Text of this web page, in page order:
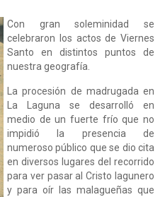
Con gran soleminidad se
celebraron los actos de Viernes
Santo en distintos puntos de
nuestra geografía.
La procesión de madrugada en
La Laguna se desarrolló en
medio de un fuerte frío que no
impidió la presencia de
numeroso público que se dio cita
en diversos lugares del recorrido
para ver pasar al Cristo lagunero
y para oír las malagueñas que